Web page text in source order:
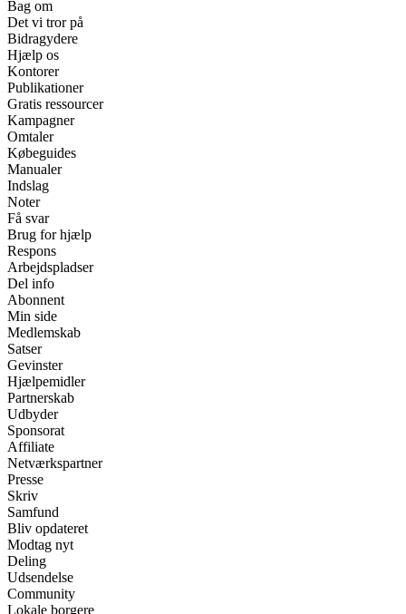
Bag om
Det vi tror på
Bidragydere
Hjælp os
Kontorer
Publikationer
Gratis ressourcer
Kampagner
Omtaler
Købeguides
Manualer
Indslag
Noter
Få svar
Brug for hjælp
Respons
Arbejdspladser
Del info
Abonnent
Min side
Medlemskab
Satser
Gevinster
Hjælpemidler
Partnerskab
Udbyder
Sponsorat
Affiliate
Netværkspartner
Presse
Skriv
Samfund
Bliv opdateret
Modtag nyt
Deling
Udsendelse
Community
Lokale borgere